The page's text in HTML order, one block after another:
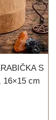
S
16×15 cm